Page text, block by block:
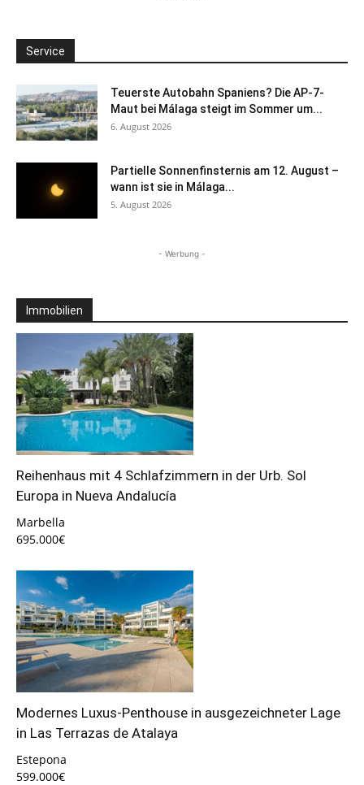
Service
Teuerste Autobahn Spaniens? Die AP-7-
Maut bei Málaga steigt im Sommer um...
6. August 2026
Partielle Sonnenfinsternis am 12. August –
wann ist sie in Málaga...
5. August 2026
- Werbung -
Immobilien
Reihenhaus mit 4 Schlafzimmern in der Urb. Sol
Europa in Nueva Andalucía
Marbella
695.000€
Modernes Luxus-Penthouse in ausgezeichneter Lage
in Las Terrazas de Atalaya
Estepona
599.000€